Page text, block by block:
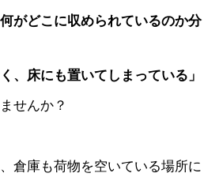
がどこに収められているのか分
、床にも置いてしまっている」
せんか？
倉庫も荷物を空いている場所に